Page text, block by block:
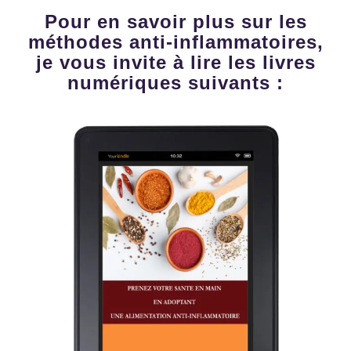
Pour en savoir plus sur les
méthodes anti-inflammatoires,
je vous invite à lire les livres
numériques suivants :